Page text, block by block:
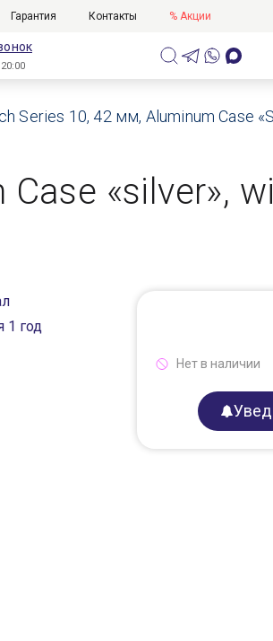
Гарантия Контакты % Акции
Series 10, 42 мм, Aluminum Case
«silver»,
1 год
Нет в наличии